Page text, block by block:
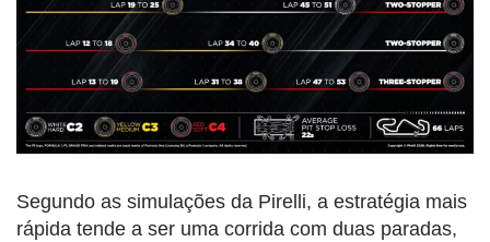
Segundo as simulações da Pirelli, a estratégia mais
rápida tende a ser uma corrida com duas paradas,